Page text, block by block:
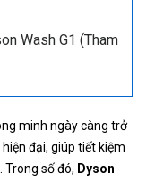
Wash G1 (Tham
minh ngày càng trở
đại, giúp tiết kiệm
Trong số đó, Dyson